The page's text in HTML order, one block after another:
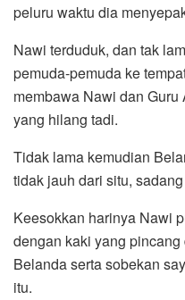
peluru waktu dia
Nawi terduduk, dan tak
pemuda-pemuda ke
membawa Nawi dan
yang hilang tadi.
Tidak lama kemudian
tidak jauh dari situ,
Keesokkan harinya Nawi
dengan kaki yang
Belanda serta sobekan
itu.